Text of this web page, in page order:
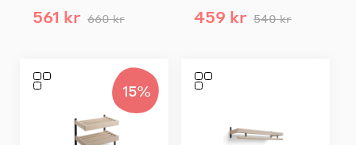
561 kr 660 kr 459 kr 540 kr
15%